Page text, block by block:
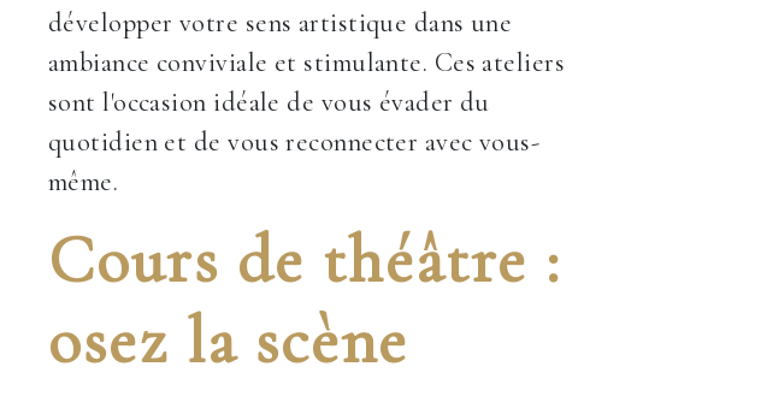
développer votre sens artistique dans une
ambiance conviviale et stimulante. Ces ateliers
sont l'occasion idéale de vous évader du
quotidien et de vous reconnecter avec vous-
même.
Cours de théâtre :
osez la scène